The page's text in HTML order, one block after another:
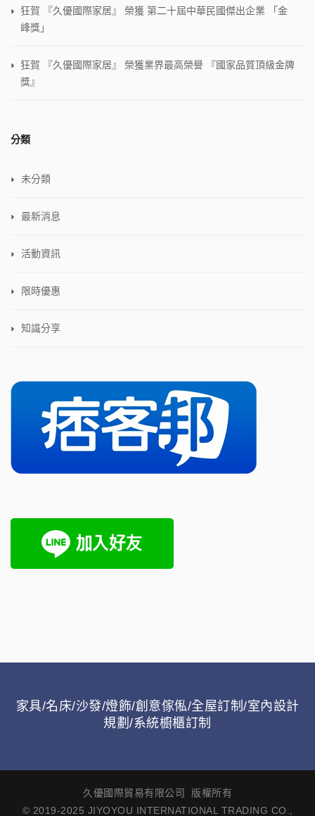
狂賀 『久優國際家居』 榮獲 第二十屆中華民國傑出企業 「金
峰獎」
狂賀 『久優國際家居』 榮獲業界最高榮譽 『國家品質頂級金牌
獎』
分類
未分類
最新消息
活動資訊
限時優惠
知識分享
家具/名床/沙發/燈飾/創意傢俬/全屋訂制/室內設計
規劃/系統櫥櫃訂制
久優國際貿易有限公司 版權所有
© 2019-2025 JIYOYOU INTERNATIONAL TRADING CO.,